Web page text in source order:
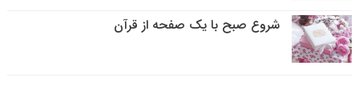
شروع صبح با یک صفحه از قرآن